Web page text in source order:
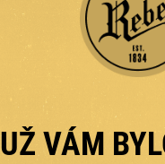
UŽ VÁM